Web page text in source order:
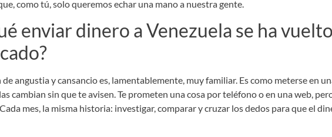
como tú, solo queremos echar una mano a nuestra gente.
enviar dinero a Venezuela se ha
de angustia y cansancio es, lamentablemente, muy familiar. Es como meterse en
cambian sin que te avisen. Te prometen una cosa por teléfono o en una web,
mes, la misma historia: investigar, comparar y cruzar los dedos para que el